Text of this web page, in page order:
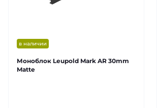
в наличии
Моноблок Leupold Mark AR 30mm
Matte